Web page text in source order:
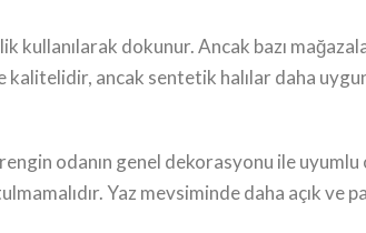
kullanılarak dokunur. Ancak bazı
kalitelidir, ancak sentetik halılar daha
odanın genel dekorasyonu ile
Yaz mevsiminde daha açık ve